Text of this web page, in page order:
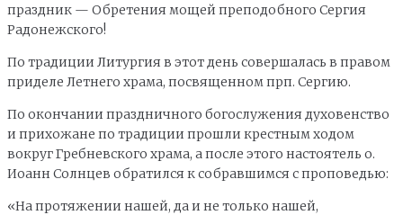
праздник — Обретения мощей преподобного Сергия
Радонежского!
По традиции Литургия в этот день совершалась в правом
приделе Летнего храма, посвященном прп. Сергию.
По окончании праздничного богослужения духовенство
и прихожане по традиции прошли крестным ходом
вокруг Гребневского храма, а после этого настоятель о.
Иоанн Солнцев обратился к собравшимся с проповедью:
«На протяжении нашей, да и не только нашей,